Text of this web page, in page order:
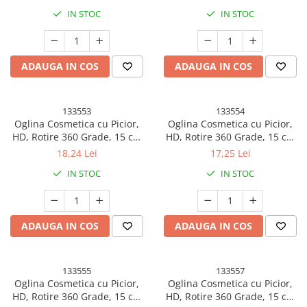
Banda adeziva
Costume si Deghizare
Fete Masa si Perdele Franjurate
Pompe Baloane
Seturi si Arcade Baloane
Craciun
Articole Craciun Bucatarie
Brazi Craciun
Covorase Brad
Decoratiune Muzicala Craciun
IN STOC
ADAUGA IN COS
IN STOC
ADAUGA IN COS
133553
Oglina Cosmetica cu Picior,
HD, Rotire 360 Grade, 15 cm
Diametru, Suport Bijuterii
Urechi, 30 x 16.5 x 15 cm, Roz
18,24 Lei
IN STOC
ADAUGA IN COS
133554
Oglina Cosmetica cu Picior,
HD, Rotire 360 Grade, 15 cm
Diametru, Suport Bijuterii
Model cu Urechi, 31 x 14.5 x
15 cm, din Plastic,
Albastru/Galben
17,25 Lei
IN STOC
ADAUGA IN COS
133555
Oglina Cosmetica cu Picior,
HD, Rotire 360 Grade, 15 cm
133557
Oglina Cosmetica cu Picior,
HD, Rotire 360 Grade, 15 cm